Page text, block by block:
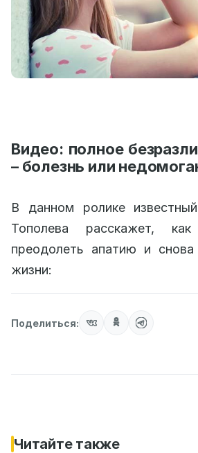
Видео: полное
– болезнь или
В данном ролике
Тополева расскажет,
преодолеть апатию и
жизни:
Поделиться:
Читайте также